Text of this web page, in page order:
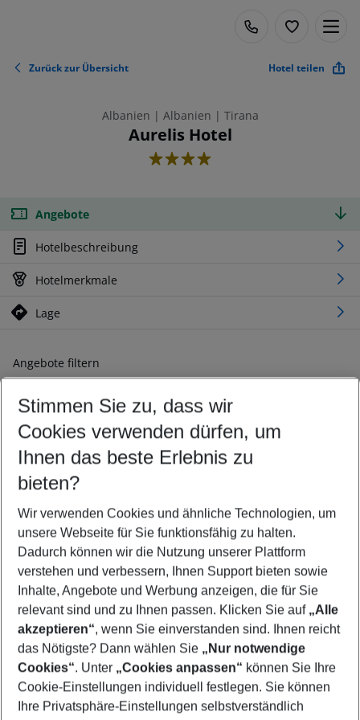
Zurück zur Übersicht Hotel teilen
Albanien | Albanien | Tirana
Aurelis Hotel
4
Angebote
Hotelbeschreibung
Hotelmerkmale
Lage
Angebote filtern
Ändern Sie Ihre Kriterien nach Ihren Wünschen
Abflughafen wählen
Beliebiger Abflughafen
Reisezeitraum wählen
11.08.26– 09.08.27 5-8 Nächte
2 Erwachsene Keine Kinder
Mehr Filter anzeigen
Footer
Footer navigation
Über uns
Stimmen Sie zu, dass wir
Cookies verwenden dürfen, um
Ihnen das beste Erlebnis zu
bieten?
Wir verwenden Cookies und ähnliche Technologien, um
unsere Webseite für Sie funktionsfähig zu halten.
Dadurch können wir die Nutzung unserer Plattform
verstehen und verbessern, Ihnen Support bieten sowie
Inhalte, Angebote und Werbung anzeigen, die für Sie
relevant sind und zu Ihnen passen. Klicken Sie auf „Alle
akzeptieren“, wenn Sie einverstanden sind. Ihnen reicht
das Nötigste? Dann wählen Sie „Nur notwendige
Cookies“. Unter „Cookies anpassen“ können Sie Ihre
Cookie-Einstellungen individuell festlegen. Sie können
Ihre Privatsphäre-Einstellungen selbstverständlich